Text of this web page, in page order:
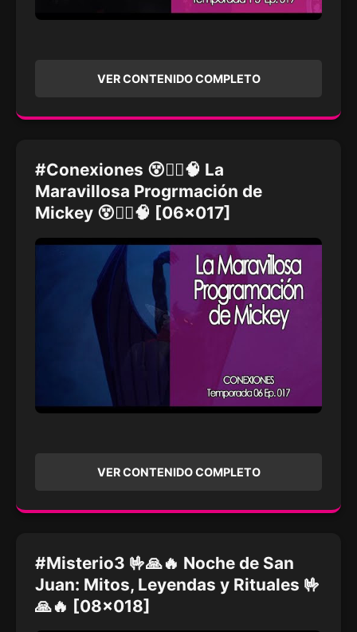
VER CONTENIDO COMPLETO
#Conexiones 😵🧙‍♂️🧠 La
Maravillosa Progrmación de
Mickey 😵🧙‍♂️🧠 [06x017]
VER CONTENIDO COMPLETO
#Misterio3 🤟🙏🔥 Noche de San
Juan: Mitos, Leyendas y Rituales 🤟
🙏🔥 [08x018]